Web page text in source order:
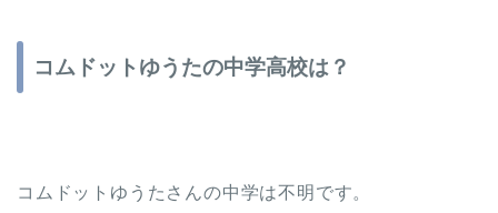
コムドットゆうたの中学高校は？
コムドットゆうたさんの中学は不明です。